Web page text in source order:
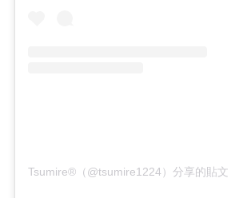
Tsumire®︎（@tsumire1224）分享的貼文